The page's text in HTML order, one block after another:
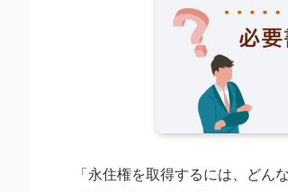
「永住権を取得するには、どん